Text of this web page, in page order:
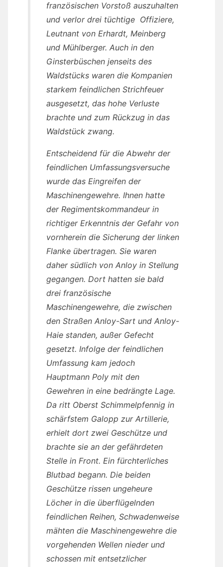
französischen Vorstoß auszuhalten
und verlor drei tüchtige Offiziere,
Leutnant von Erhardt, Meinberg
und Mühlberger. Auch in den
Ginsterbüschen jenseits des
Waldstücks waren die Kompanien
starkem feindlichen Strichfeuer
ausgesetzt, das hohe Verluste
brachte und zum Rückzug in das
Waldstück zwang.
Entscheidend für die Abwehr der
feindlichen Umfassungsversuche
wurde das Eingreifen der
Maschinengewehre. Ihnen hatte
der Regimentskommandeur in
richtiger Erkenntnis der Gefahr von
vornherein die Sicherung der linken
Flanke übertragen. Sie waren
daher südlich von Anloy in Stellung
gegangen. Dort hatten sie bald
drei französische
Maschinengewehre, die zwischen
den Straßen Anloy-Sart und Anloy-
Haie standen, außer Gefecht
gesetzt. Infolge der feindlichen
Umfassung kam jedoch
Hauptmann Poly mit den
Gewehren in eine bedrängte Lage.
Da ritt Oberst Schimmelpfennig in
schärfstem Galopp zur Artillerie,
erhielt dort zwei Geschütze und
brachte sie an der gefährdeten
Stelle in Front. Ein fürchterliches
Blutbad begann. Die beiden
Geschütze rissen ungeheure
Löcher in die überflügelnden
feindlichen Reihen, Schwadenweise
mähten die Maschinengewehre die
vorgehenden Wellen nieder und
schossen mit entsetzlicher